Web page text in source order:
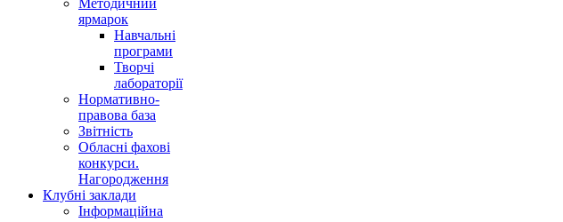
Методичний
ярмарок
Навчальні
програми
Творчі
лабораторії
Нормативно-
правова база
Звітність
Обласні фахові
конкурси.
Нагородження
Клубні заклади
Інформаційна